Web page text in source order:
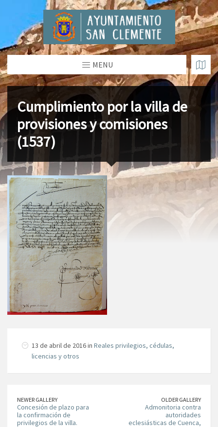
MENU
Cumplimiento por la villa de
provisiones y comisiones
(1537)
13 de abril de 2016 in Reales privilegios, cédulas,
licencias y otros
NEWER GALLERY
Concesión de plazo para
la confirmación de
privilegios de la villa.
OLDER GALLERY
Admonitoria contra
autoridades
eclesiásticas de Cuenca,